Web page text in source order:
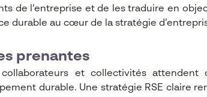
de l’entreprise et de les traduire en
durable au cœur de la stratégie
prenantes
et collectivités attendent
durable. Une stratégie RSE claire